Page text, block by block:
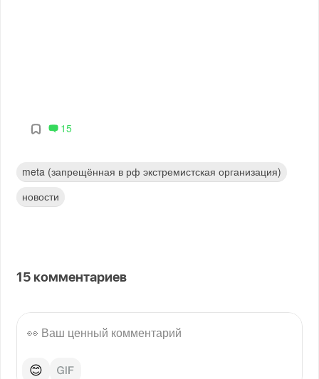
15
meta (запрещённая в рф экстремистская организация)
новости
15 комментариев
😊